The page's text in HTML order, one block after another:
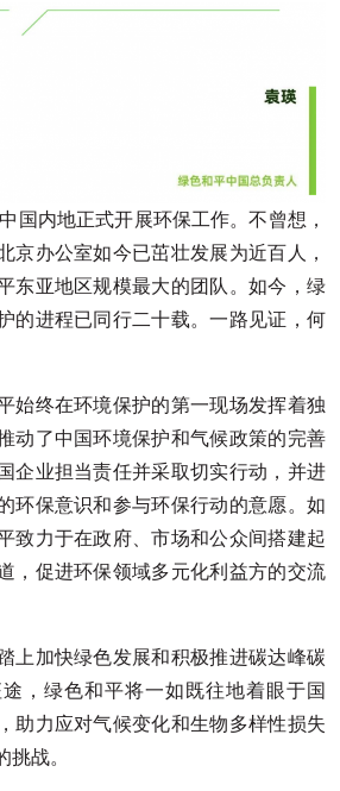
国内地正式开展环保工作。不曾想，
京办公室如今已茁壮发展为近百人，
东亚地区规模最大的团队。如今，绿
的进程已同行二十载。一路见证，何
始终在环境保护的第一现场发挥着独
动了中国环境保护和气候政策的完善
企业担当责任并采取切实行动，并进
环保意识和参与环保行动的意愿。如
致力于在政府、市场和公众间搭建起
，促进环保领域多元化利益方的交流
上加快绿色发展和积极推进碳达峰碳
，绿色和平将一如既往地着眼于国
助力应对气候变化和生物多样性损失
战。